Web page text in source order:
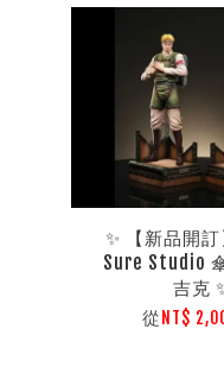
✨ 【新品開
Sure Studio
吉克
從 NT$